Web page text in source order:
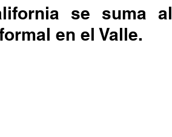
se suma al
en el Valle.